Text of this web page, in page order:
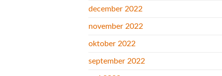
december 2022
november 2022
oktober 2022
september 2022